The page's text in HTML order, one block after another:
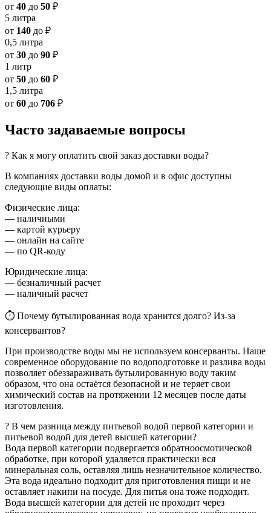
от 40 до 50 ₽
5 литра
от 140 до ₽
0,5 литра
от 30 до 90 ₽
1 литр
от 50 до 60 ₽
1,5 литра
от 60 до 706 ₽
Часто задаваемые вопросы
? Как я могу оплатить свой заказ доставки воды?
В компаниях доставки воды домой и в офис доступны
следующие виды оплаты:
Физические лица:
— наличными
— картой курьеру
— онлайн на сайте
— по QR-коду
Юридические лица:
— безналичный расчет
— наличный расчет
⏱ Почему бутылированная вода хранится долго? Из-за
консервантов?
При производстве воды мы не используем консерванты. Наше
современное оборудование по водоподготовке и разлива воды
позволяет обеззараживать бутылированную воду таким
образом, что она остаётся безопасной и не теряет свои
химический состав на протяжении 12 месяцев после даты
изготовления.
? В чем разница между питьевой водой первой категории и
питьевой водой для детей высшей категории?
Вода первой категории подвергается обратноосмотической
обработке, при которой удаляется практически вся
минеральная соль, оставляя лишь незначительное количество.
Эта вода идеально подходит для приготовления пищи и не
оставляет накипи на посуде. Для питья она тоже подходит.
Вода высшей категории для детей не проходит через